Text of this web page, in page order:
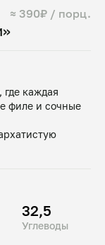
≈ 390₽ / порц.
каждая
филе и сочные
32,5
Углеводы